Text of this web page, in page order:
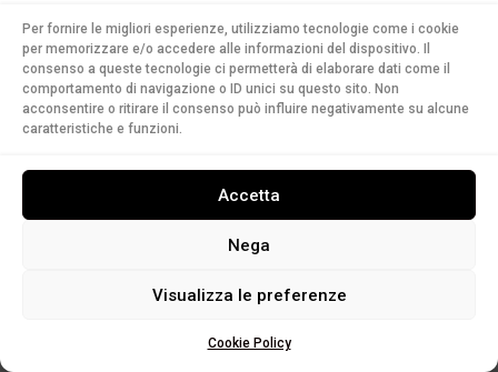
Per fornire le migliori esperienze, utilizziamo tecnologie come i cookie
per memorizzare e/o accedere alle informazioni del dispositivo. Il
consenso a queste tecnologie ci permetterà di elaborare dati come il
comportamento di navigazione o ID unici su questo sito. Non
acconsentire o ritirare il consenso può influire negativamente su alcune
caratteristiche e funzioni.
Accetta
Nega
Visualizza le preferenze
Cookie Policy